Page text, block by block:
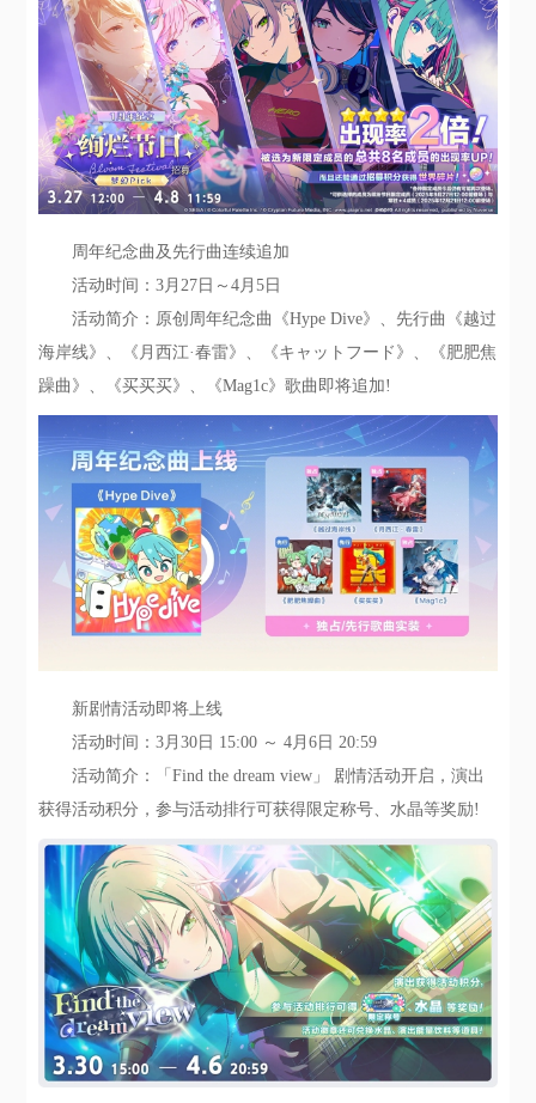
周年纪念曲及先行曲连续追加
活动时间：3月27日～4月5日
活动简介：原创周年纪念曲《Hype Dive》、先行曲《越过
海岸线》、《月西江·春雷》、《キャットフード》、《肥肥焦
躁曲》、《买买买》、《Mag1c》歌曲即将追加!
新剧情活动即将上线
活动时间：3月30日 15:00 ～ 4月6日 20:59
活动简介：「Find the dream view」 剧情活动开启，演出
获得活动积分，参与活动排行可获得限定称号、水晶等奖励!